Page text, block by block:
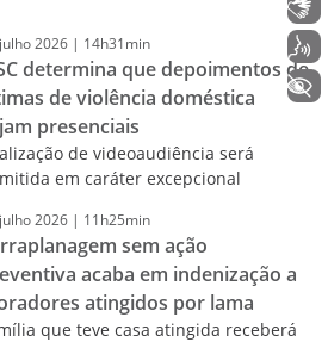
julho2026 | 14h31min
determina que depoimentos de
de violência doméstica
presenciais
de videoaudiência será
em caráter excepcional
julho2026 | 11h25min
sem ação
acaba em indenização a
atingidos por lama
que teve casa atingida receberá
+ Acessibilidade